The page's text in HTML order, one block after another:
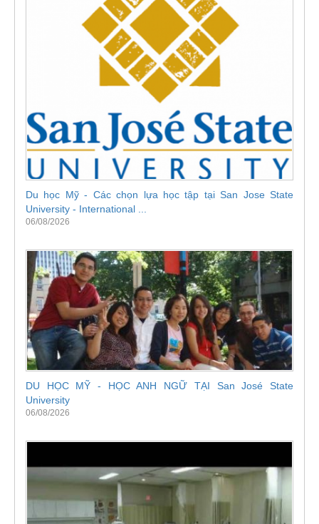
Du học Mỹ - Các chọn lựa học tập tại San Jose State
University - International ...
06/08/2026
DU HỌC MỸ - HỌC ANH NGỮ TẠI San José State
University
06/08/2026